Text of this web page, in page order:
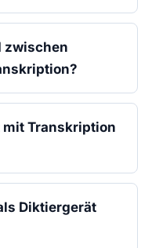
zwischen
Transkription
Diktiergerät